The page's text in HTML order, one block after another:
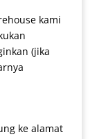
kami
(jika
ke alamat